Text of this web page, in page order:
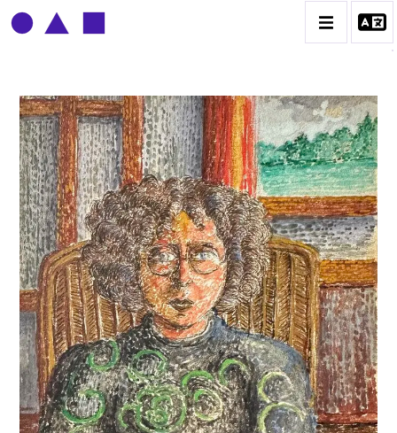
CLAUDE GROBÉTY
BIOGRAPHIE
CATALOGUE DES OEUVRES
CONTACT